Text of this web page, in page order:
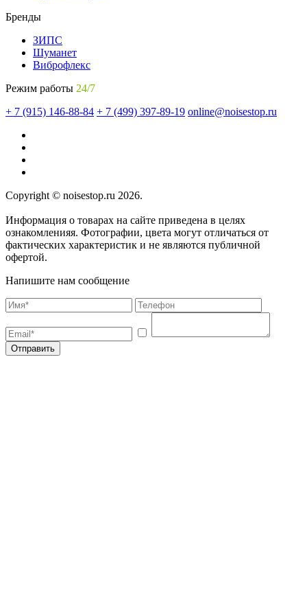
Бренды
ЗИПС
Шуманет
Виброфлекс
Режим работы 24/7
+ 7 (915) 146-88-84 + 7 (499) 397-89-19 online@noisestop.ru
Copyright © noisestop.ru 2026.
Информация о товарах на сайте приведена в целях
ознакомленияя. Фотографии, цвета могут отличаться от
фактических характеристик и не являются публичной
офертой.
Напишите нам сообщение
Отправить